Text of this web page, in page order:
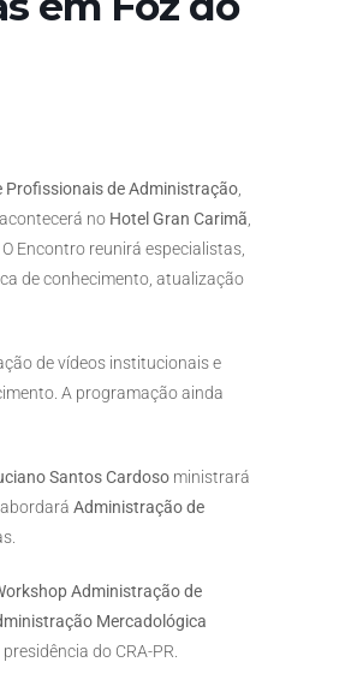
Profissionais de Administração
acontecerá no Hotel Gran Carimã
Encontro reunirá especialistas,
de conhecimento, atualização
de vídeos institucionais e
A programação ainda
Santos Cardoso ministrará
abordará Administração de
Administração de
Mercadológica
do CRA-PR.